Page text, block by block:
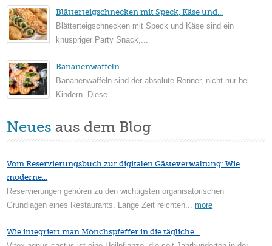
Blätterteigschnecken mit Speck, Käse und...
Blätterteigschnecken mit Speck und Käse sind ein
knuspriger Party Snack,...
Bananenwaffeln
Bananenwaffeln sind der absolute Renner, nicht nur bei
Kindern. Diese...
Neues aus dem Blog
Vom Reservierungsbuch zur digitalen Gästeverwaltung: Wie
moderne...
Reservierungen gehören zu den wichtigsten organisatorischen
Grundlagen eines Restaurants. Lange Zeit reichten...more
Wie integriert man Mönchspfeffer in die tägliche...